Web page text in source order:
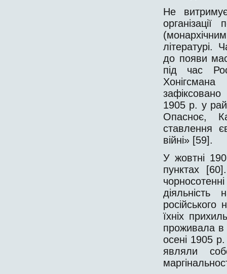
Не
літературі.
до появи
під час
1905 р. у
Опасноє,
ставлення
війні» [59].
У жовтні
пунктах
російського
їхніх
проживала в
осені 1905 р.
являли